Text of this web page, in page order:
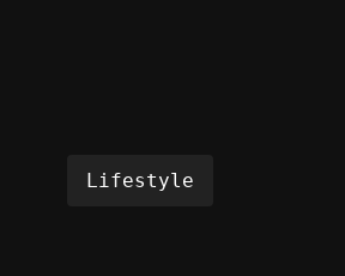
Lifestyle